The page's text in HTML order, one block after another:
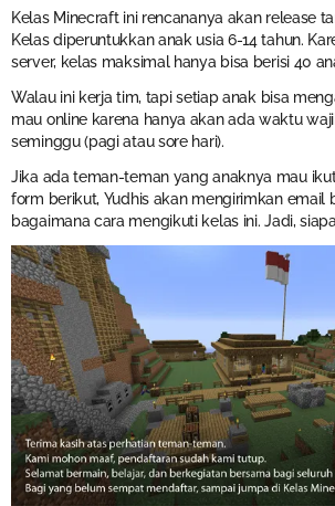
Kelas Minecraft ini rencananya akan release
Kelas diperuntukkan anak usia 6-14 tahun.
server, kelas maksimal hanya bisa berisi 40
Walau ini kerja tim, tapi setiap anak bisa
mau online karena hanya akan ada waktu
seminggu (pagi atau sore hari).
Jika ada teman-teman yang anaknya mau
form berikut, Yudhis akan mengirimkan email
bagaimana cara mengikuti kelas ini. Jadi,